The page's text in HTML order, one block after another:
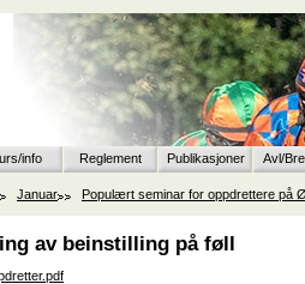
info Reglement Publikasjoner Avl/
Januar Populært seminar for oppdrettere på
av beinstilling på føll